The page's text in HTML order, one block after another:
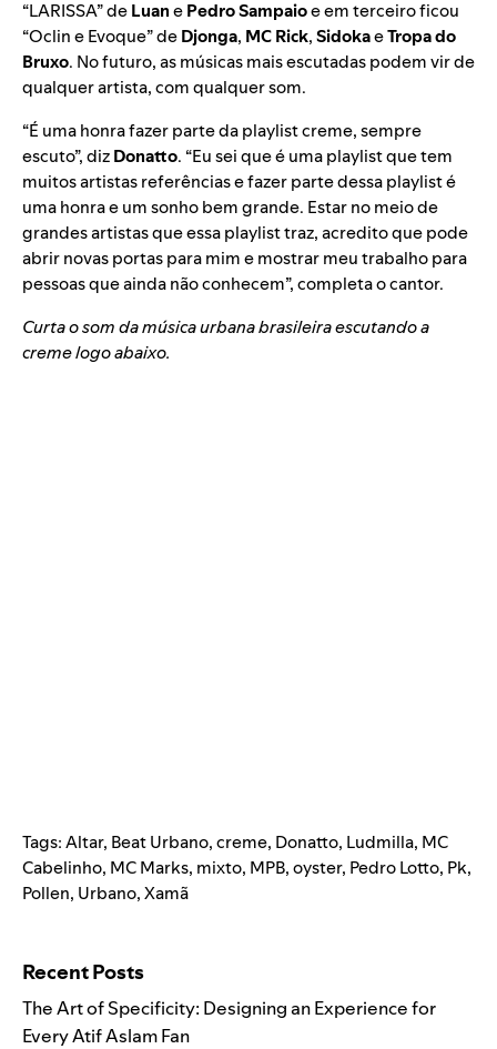
“LARISSA” deLuanePedro Sampaioe em terceiro ficou
“Oclin e Evoque” deDjonga, MC Rick,SidokaeTropa do
Bruxo. No futuro, as músicas mais escutadas podem vir de
qualquer artista, com qualquer som.
“É uma honra fazer parte da playlist creme, sempre
escuto”, dizDonatto. “Eu sei que é uma playlist que tem
muitos artistas referências e fazer parte dessa playlist é
uma honra e um sonho bem grande. Estar no meio de
grandes artistas que essa playlist traz, acredito que pode
abrir novas portas para mim e mostrar meu trabalho para
pessoas que ainda não conhecem”, completa o cantor.
Curta o som da música urbana brasileira escutando a
creme logo abaixo.
Tags:Altar, Beat Urbano,creme, Donatto, Ludmilla, MC
Cabelinho, MC Marks, mixto, MPB,oyster, Pedro Lotto, Pk,
Pollen, Urbano,Xamã
Recent Posts
The Art of Specificity: Designing an Experience for
Every Atif Aslam Fan